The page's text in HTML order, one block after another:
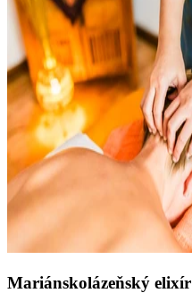
Mariánskolázeňský elixír